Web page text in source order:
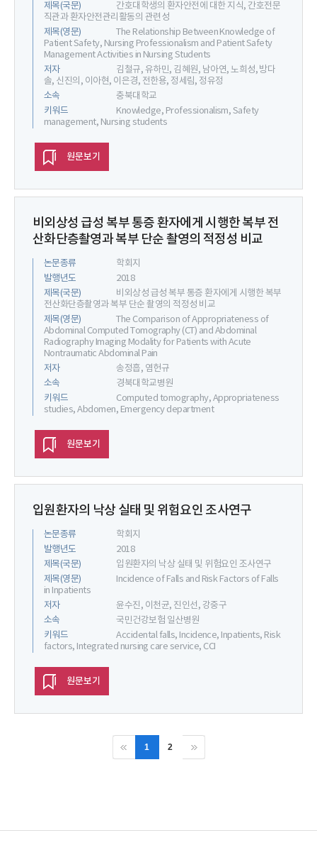
제목(국문)
간호대학생의 환자안전에 대한 지식, 간호전문
직관과 환자안전관리활동의 관련성
제목(영문)
The Relationship Between Knowledge of
Patient Safety, Nursing Professionalism and Patient Safety
Management Activities in Nursing Students
저자
김철규, 유하민, 김혜원, 남아연, 노희성, 방다
솔, 신진의, 이아현, 이은경, 전한용, 정세림, 정유정
소속
충북대학교
키워드
Knowledge, Professionalism, Safety
management, Nursing students
원문보기
비외상성 급성 복부 통증 환자에게 시행한 복부 전
산화단층촬영과 복부 단순 촬영의 적정성 비교
논문종류
학회지
발행년도
2018
제목(국문)
비외상성 급성 복부 통증 환자에게 시행한 복부
전산화단층촬영과 복부 단순 촬영의 적정성 비교
제목(영문)
The Comparison of Appropriateness of
Abdominal Computed Tomography (CT) and Abdominal
Radiography Imaging Modality for Patients with Acute
Nontraumatic Abdominal Pain
저자
송정흡, 염헌규
소속
경북대학교병원
키워드
Computed tomography, Appropriateness
studies, Abdomen, Emergency department
원문보기
입원환자의 낙상 실태 및 위험요인 조사연구
논문종류
학회지
발행년도
2018
제목(국문)
입원환자의 낙상 실태 및 위험요인 조사연구
제목(영문)
Incidence of Falls and Risk Factors of Falls
in Inpatients
저자
윤수진, 이천균, 진인선, 강중구
소속
국민건강보험 일산병원
키워드
Accidental falls, Incidence, Inpatients, Risk
factors, Integrated nursing care service, CCI
원문보기
1 2